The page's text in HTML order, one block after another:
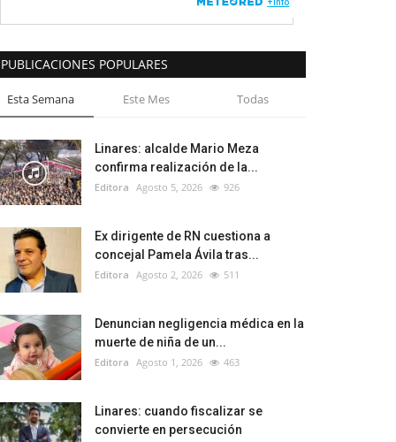
PUBLICACIONES POPULARES
Esta Semana Este Mes Todas
Linares: alcalde Mario Meza
confirma realización de la...
Editora Agosto 5, 2026 926
Ex dirigente de RN cuestiona a
concejal Pamela Ávila tras...
Editora Agosto 2, 2026 511
Denuncian negligencia médica en la
muerte de niña de un...
Editora Agosto 1, 2026 463
Linares: cuando fiscalizar se
convierte en persecución